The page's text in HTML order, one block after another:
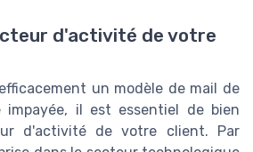
d'activité de votre
un modèle de mail de
il est essentiel de bien
d'activité de votre client. Par